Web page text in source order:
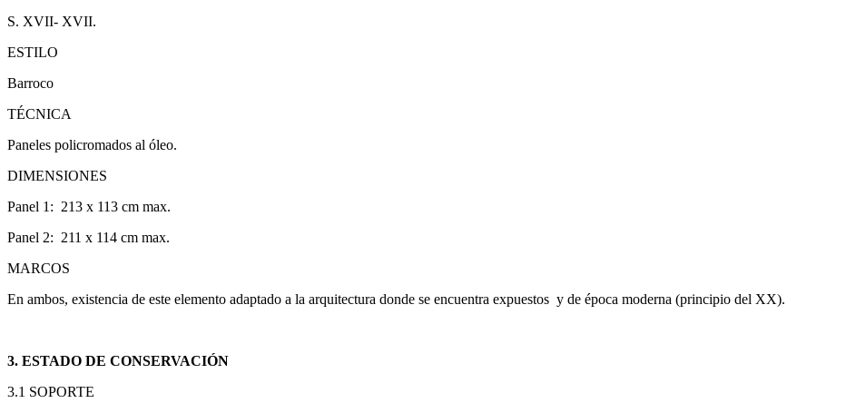
S. XVII- XVII.
ESTILO
Barroco
TÉCNICA
Paneles policromados al óleo.
DIMENSIONES
Panel 1: 213 x 113 cm max.
Panel 2: 211 x 114 cm max.
MARCOS
En ambos, existencia de este elemento adaptado a la arquitectura donde se encuentra expuestos y de época moderna (principio del XX).
3. ESTADO DE CONSERVACIÓN
3.1 SOPORTE